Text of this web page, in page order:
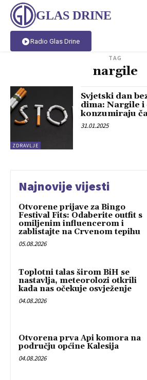
GLAS DRINE
Radio Glas Drine
TAG
nargile
ZDRAVLJE
Svjetski dan
dima: Nargile i
konzumiraju
31.01.2025
Najnovije vijesti
Otvorene prijave za Bingo
Festival Fits: Odaberite outfit s
omiljenim influencerom i
zablistajte na Crvenom tepihu
05.08.2026
Toplotni talas širom BiH se
nastavlja, meteorolozi otkrili
kada nas očekuje osvježenje
04.08.2026
Otvorena prva Api komora na
području općine Kalesija
04.08.2026